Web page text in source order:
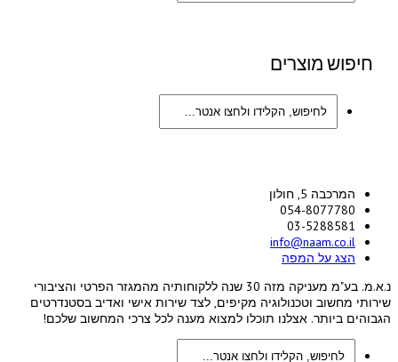
חיפוש מוצרים
המרכבה 5, חולון
054-8077780
03-5288581
info@naam.co.il
הצג על המפה
נ.א.מ. בע"מ מעניקה מזה 30 שנה ללקוחותיה מהמגזר הפרטי והציבורי
שירותי מחשוב וטכנולוגיה מקיפים, לצד שירות אישי ואדיב בסטנדרטים
הגבוהים ביותר. אצלנו תוכלו למצוא מענה לכל צרכי המחשוב שלכם!